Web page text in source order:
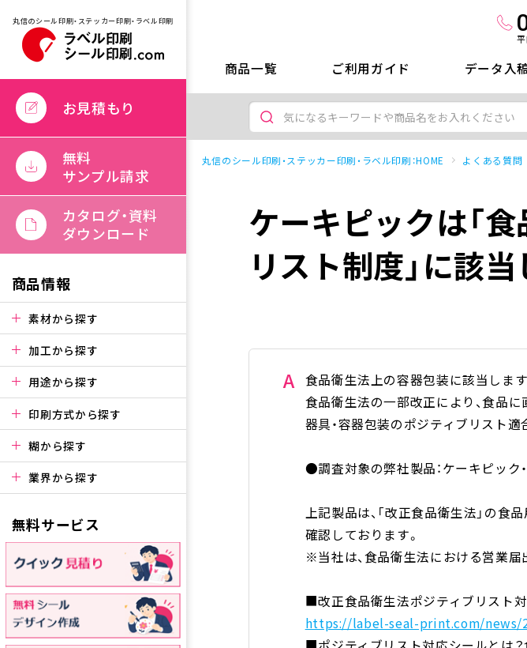
丸信のシール印刷・ステッカー印刷・ラベル印刷
商品一覧 ご利用ガイド データ入
お見積もり
無料
サンプル請求
カタログ・資料
ダウンロード
商品情報
素材から探す
加工から探す
用途から探す
印刷方式から探す
糊から探す
業界から探す
無料サービス
丸信のシール印刷・ステッカー印刷・ラベル印刷：HOME よくある質問
ケーキピックは「
リスト制度」に該
A 食品衛生法上の容器包装に該当します
食品衛生法の一部改正により、食品
器具・容器包装のポジティブリスト
●調査対象の弊社製品：ケーキピック
上記製品は、「改正食品衛生法」の食
確認しております。
※当社は、食品衛生法における営業届
■改正食品衛生法ポジティブリスト
https://label-seal-print.com/news/